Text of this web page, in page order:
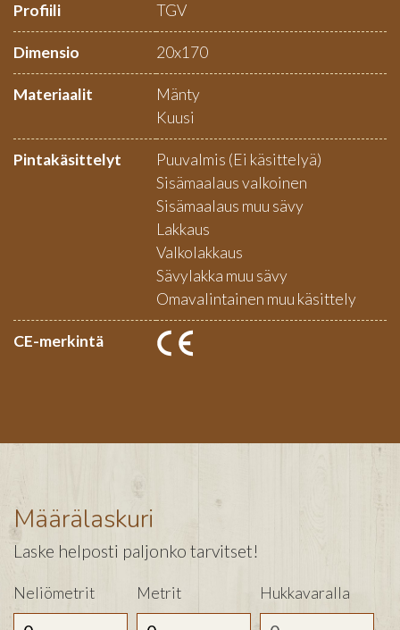
Profiili TGV
Dimensio 20x170
Materiaalit
Mänty
Kuusi
Pintakäsittelyt
Puuvalmis (Ei käsittelyä)
Sisämaalaus valkoinen
Sisämaalaus muu sävy
Lakkaus
Valkolakkaus
Sävylakka muu sävy
Omavalintainen muu käsittely
CE-merkintä
Määrälaskuri
Laske helposti paljonko tarvitset!
Neliömetrit Metrit Hukkavaralla